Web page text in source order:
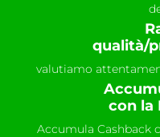
qualità/
valutiamo
con la
Accumula Cashback